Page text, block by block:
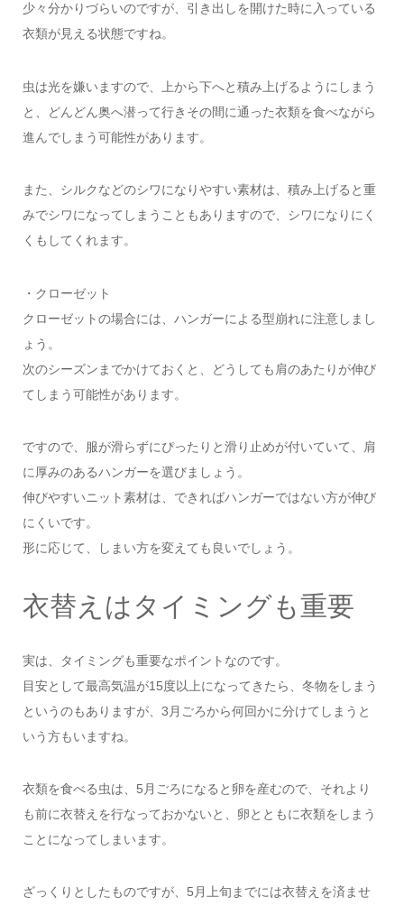
少々分かりづらいのですが、引き出しを開けた時に入っている
衣類が見える状態ですね。
虫は光を嫌いますので、上から下へと積み上げるようにしまう
と、どんどん奥へ潜って行きその間に通った衣類を食べながら
進んでしまう可能性があります。
また、シルクなどのシワになりやすい素材は、積み上げると重
みでシワになってしまうこともありますので、シワになりにく
くもしてくれます。
・クローゼット
クローゼットの場合には、ハンガーによる型崩れに注意しまし
ょう。
次のシーズンまでかけておくと、どうしても肩のあたりが伸び
てしまう可能性があります。
ですので、服が滑らずにぴったりと滑り止めが付いていて、肩
に厚みのあるハンガーを選びましょう。
伸びやすいニット素材は、できればハンガーではない方が伸び
にくいです。
形に応じて、しまい方を変えても良いでしょう。
衣替えはタイミングも重要
実は、タイミングも重要なポイントなのです。
目安として最高気温が15度以上になってきたら、冬物をしまう
というのもありますが、3月ごろから何回かに分けてしまうと
いう方もいますね。
衣類を食べる虫は、5月ごろになると卵を産むので、それより
も前に衣替えを行なっておかないと、卵とともに衣類をしまう
ことになってしまいます。
ざっくりとしたものですが、5月上旬までには衣替えを済ませ